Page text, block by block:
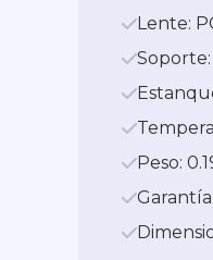
Lente:
Peso: